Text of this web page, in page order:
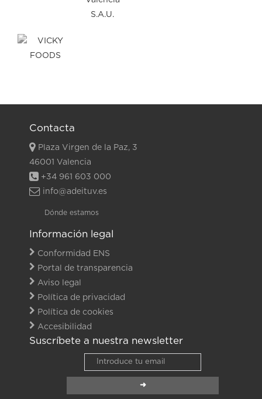
Contacta
Plaza Virgen de la Paz, 3
46001 Valencia
+34 961 603 000
info@adeituv.es
Dónde estamos
Información legal
Conformidad ENS
Portal de transparencia
Aviso legal
Política de privacidad
Política de cookies
Accesibilidad
Suscríbete a nuestra newsletter